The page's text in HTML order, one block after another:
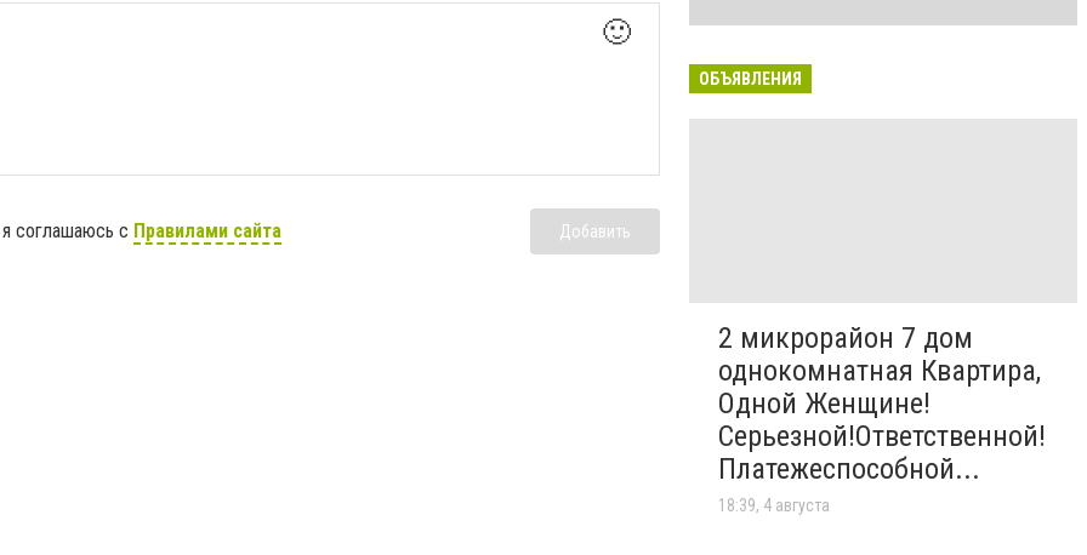
🙂
соглашаюсь с Правилами сайта Добавить
ОБЪЯВЛЕНИЯ
2 микрорайон 7 дом
однокомнатная Квартира,
Одной Женщине!
Серьезной!Ответственной!
Платежеспособной...
18:39, 4 августа